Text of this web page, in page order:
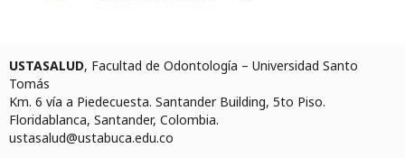
USTASALUD, Facultad de Odontología – Universidad Santo
Tomás
Km. 6 vía a Piedecuesta. Santander Building, 5to Piso.
Floridablanca, Santander, Colombia.
ustasalud@ustabuca.edu.co